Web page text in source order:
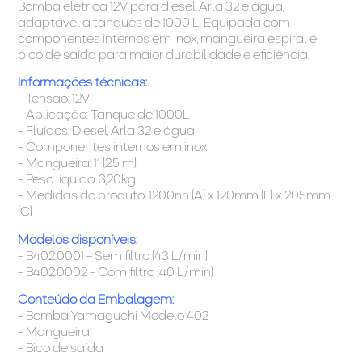
Bomba elétrica 12V para diesel, Arla 32 e água,
adaptável a tanques de 1000 L. Equipada com
componentes internos em inox, mangueira espiral e
bico de saída para maior durabilidade e eficiência.
Informações técnicas:
– Tensão: 12V
– Aplicação: Tanque de 1000L
– Fluídos: Diesel, Arla 32 e água
– Componentes internos em inox
– Mangueira: 1” (2,5 m)
– Peso líquido: 3,20kg
– Medidas do produto: 1200nn (A) x 120mm (L) x 205mm
(C)
Modelos disponíveis:
– B402.0001 – Sem filtro (43 L/min)
– B402.0002 – Com filtro (40 L/min)
Conteúdo da Embalagem:
– Bomba Yamaguchi Modelo 402
– Mangueira
– Bico de saída